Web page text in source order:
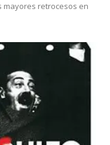
mayores retrocesos en